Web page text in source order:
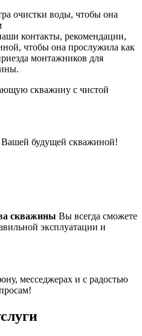
очистки воды, чтобы она
контакты, рекомендации,
чтобы она прослужила как
монтажников для
скважину с чистой
Вашей будущей скважиной!
скважины Вы всегда сможете
эксплуатации и
месседжерах и с радостью